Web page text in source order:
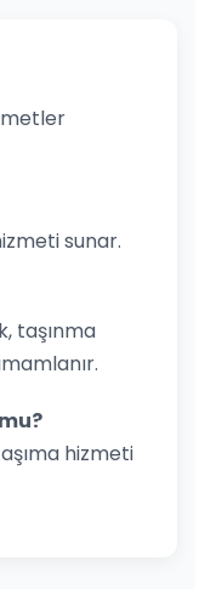
sunar.
taşınma
hizmeti